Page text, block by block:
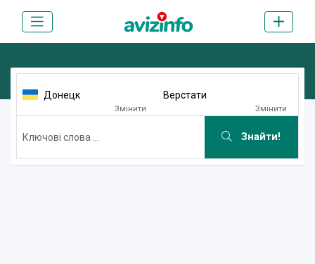
Донецк
Змінити
Верстати
Змінити
Знайти!